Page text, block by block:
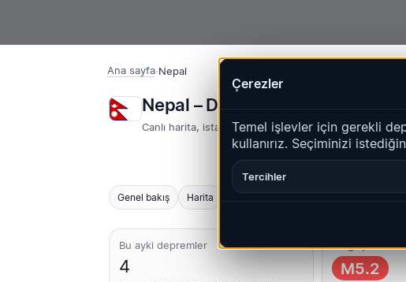
Çerezler
Temel işlevler için gerekli
kullanırız. Seçiminizi
Tercihler
Ana sayfa·Nepal
Nepal – Depremler |
Canlı harita, istatistikler ve son olaylar
Genel bakış Harita
Bu ayki depremler
4
En güçlü
M5.2